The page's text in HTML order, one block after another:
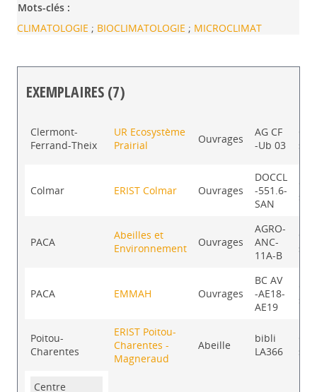
Mots-clés :
CLIMATOLOGIE ; BIOCLIMATOLOGIE ; MICROCLIMAT
EXEMPLAIRES (7)
Clermont-
Ferrand-Theix
UR Ecosystème
Prairial
Ouvrages
AG CF
-Ub 03
sur
Colmar ERIST Colmar Ouvrages
DOCCL
-551.6-
SAN
sur
PACA
Abeilles et
Environnement
Ouvrages
AGRO-
ANC-
11A-B
sur
PACA EMMAH Ouvrages
BC AV
-AE18-
AE19
sur
Poitou-
Charentes
ERIST Poitou-
Charentes -
Magneraud
Abeille
bibli
LA366
sur